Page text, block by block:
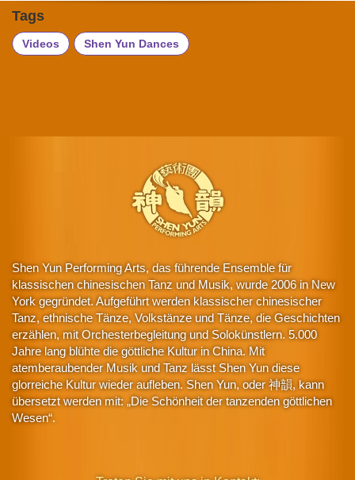
Tags
Videos Shen Yun Dances
Shen Yun Performing Arts, das führende Ensemble für
klassischen chinesischen Tanz und Musik, wurde 2006 in New
York gegründet. Aufgeführt werden klassischer chinesischer
Tanz, ethnische Tänze, Volkstänze und Tänze, die Geschichten
erzählen, mit Orchesterbegleitung und Solokünstlern. 5.000
Jahre lang blühte die göttliche Kultur in China. Mit
atemberaubender Musik und Tanz lässt Shen Yun diese
glorreiche Kultur wieder aufleben. Shen Yun, oder 神韻, kann
übersetzt werden mit: „Die Schönheit der tanzenden göttlichen
Wesen“.